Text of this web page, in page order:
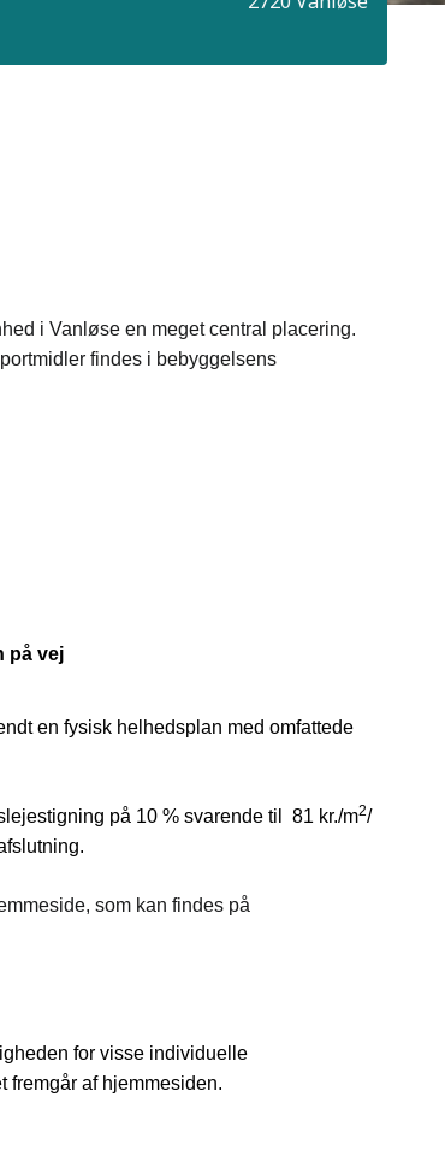
i Vanløse en meget central placering.
findes i bebyggelsens
på vej
en fysisk helhedsplan med omfattede
på 10 % svarende til 81 kr./m2/
som kan findes på
for visse individuelle
fremgår af hjemmesiden.